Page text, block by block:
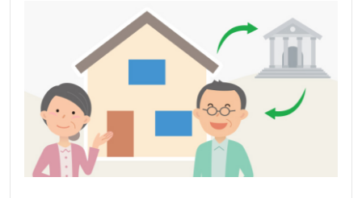
お借入中の方へ
お金のお役立ち情報
女性のお金事情を解決